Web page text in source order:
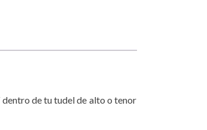
de tu tudel de alto o tenor